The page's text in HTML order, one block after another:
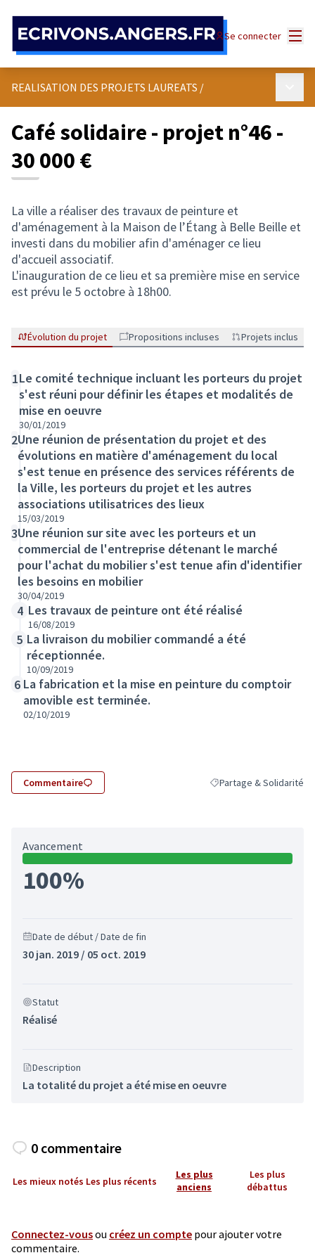
Se connecter
REALISATION DES PROJETS LAUREATS /
Café solidaire - projet n°46 -
30 000 €
La ville a réaliser des travaux de peinture et
d'aménagement à la Maison de l’Étang à Belle Beille et
investi dans du mobilier afin d'aménager ce lieu
d'accueil associatif.
L'inauguration de ce lieu et sa première mise en service
est prévu le 5 octobre à 18h00.
Évolution du projet Propositions incluses Projets inclus
1Le comité technique incluant les porteurs du projet
s'est réuni pour définir les étapes et modalités de
mise en oeuvre
30/01/2019
2Une réunion de présentation du projet et des
évolutions en matière d'aménagement du local
s'est tenue en présence des services référents de
la Ville, les porteurs du projet et les autres
associations utilisatrices des lieux
15/03/2019
3Une réunion sur site avec les porteurs et un
commercial de l'entreprise détenant le marché
pour l'achat du mobilier s'est tenue afin d'identifier
les besoins en mobilier
30/04/2019
4 Les travaux de peinture ont été réalisé
16/08/2019
5 La livraison du mobilier commandé a été
réceptionnée.
10/09/2019
6 La fabrication et la mise en peinture du comptoir
amovible est terminée.
02/10/2019
Commentaire Filtrer les résultats de
Partage & Solidarité
Avancement
100%
Date de début / Date de fin
30 jan. 2019 / 05 oct. 2019
Statut
Réalisé
Description
La totalité du projet a été mise en oeuvre
0 commentaire
Les mieux notés Les plus récents
Les plus
anciens
Les plus
débattus
Connectez-vousou créez un compte pour ajouter votre
commentaire.